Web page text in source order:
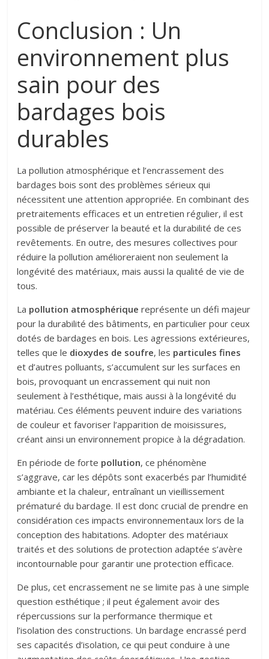
Conclusion : Un
environnement plus
sain pour des
bardages bois
durables
La pollution atmosphérique et l’encrassement des
bardages bois sont des problèmes sérieux qui
nécessitent une attention appropriée. En combinant des
pretraitements efficaces et un entretien régulier, il est
possible de préserver la beauté et la durabilité de ces
revêtements. En outre, des mesures collectives pour
réduire la pollution amélioreraient non seulement la
longévité des matériaux, mais aussi la qualité de vie de
tous.
La pollution atmosphérique représente un défi majeur
pour la durabilité des bâtiments, en particulier pour ceux
dotés de bardages en bois. Les agressions extérieures,
telles que le dioxydes de soufre, les particules fines
et d’autres polluants, s’accumulent sur les surfaces en
bois, provoquant un encrassement qui nuit non
seulement à l’esthétique, mais aussi à la longévité du
matériau. Ces éléments peuvent induire des variations
de couleur et favoriser l’apparition de moisissures,
créant ainsi un environnement propice à la dégradation.
En période de forte pollution, ce phénomène
s’aggrave, car les dépôts sont exacerbés par l’humidité
ambiante et la chaleur, entraînant un vieillissement
prématuré du bardage. Il est donc crucial de prendre en
considération ces impacts environnementaux lors de la
conception des habitations. Adopter des matériaux
traités et des solutions de protection adaptée s’avère
incontournable pour garantir une protection efficace.
De plus, cet encrassement ne se limite pas à une simple
question esthétique ; il peut également avoir des
répercussions sur la performance thermique et
l’isolation des constructions. Un bardage encrassé perd
ses capacités d’isolation, ce qui peut conduire à une